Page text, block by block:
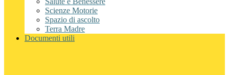
Scienze Motorie
Spazio di ascolto
Terra Madre
Documenti utili